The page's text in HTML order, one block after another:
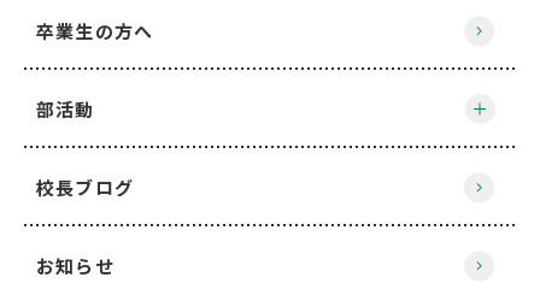
卒業生の方へ
部活動
校長ブログ
お知らせ